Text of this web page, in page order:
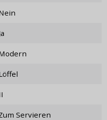
nein
Ja
Modern
Löffel
II
zum Servieren